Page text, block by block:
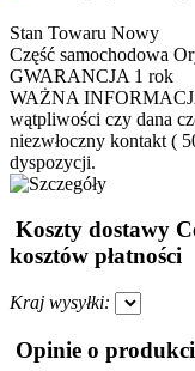
Stan Towaru Nowy
Część samochodowa
GWARANCJA 1 rok
WAŻNA
wątpliwości czy dana
niezwłoczny kontakt (
dyspozycji.
Koszty dostawy
kosztów płatności
Kraj wysyłki:
Opinie o